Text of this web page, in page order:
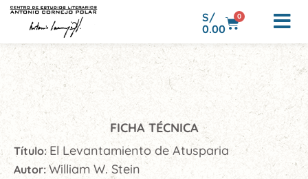
S/
0.00
0
FICHA TÉCNICA
Título: El Levantamiento de Atusparia
Autor: William W. Stein